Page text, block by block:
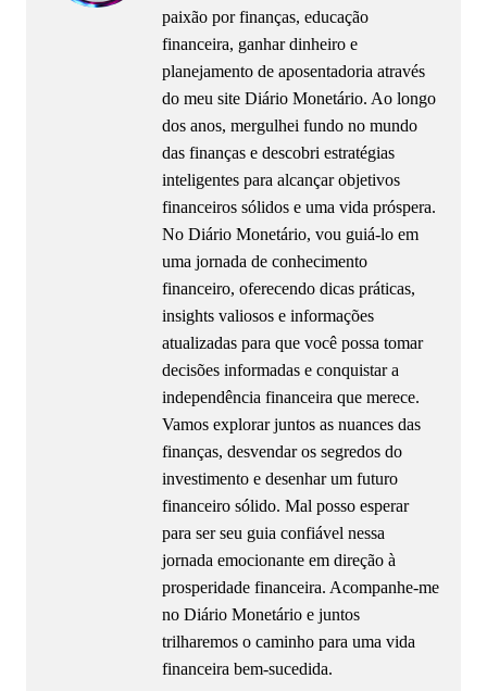
paixão por finanças, educação
financeira, ganhar dinheiro e
planejamento de aposentadoria através
do meu site Diário Monetário. Ao longo
dos anos, mergulhei fundo no mundo
das finanças e descobri estratégias
inteligentes para alcançar objetivos
financeiros sólidos e uma vida próspera.
No Diário Monetário, vou guiá-lo em
uma jornada de conhecimento
financeiro, oferecendo dicas práticas,
insights valiosos e informações
atualizadas para que você possa tomar
decisões informadas e conquistar a
independência financeira que merece.
Vamos explorar juntos as nuances das
finanças, desvendar os segredos do
investimento e desenhar um futuro
financeiro sólido. Mal posso esperar
para ser seu guia confiável nessa
jornada emocionante em direção à
prosperidade financeira. Acompanhe-me
no Diário Monetário e juntos
trilharemos o caminho para uma vida
financeira bem-sucedida.